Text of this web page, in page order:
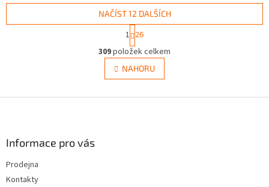
O
v
l
á
NAČÍST 12 DALŠÍCH
S
t
r
á
n
k
v
1 26
309položek celkem
NAHORU
Informace pro vás
Prodejna
Kontakty